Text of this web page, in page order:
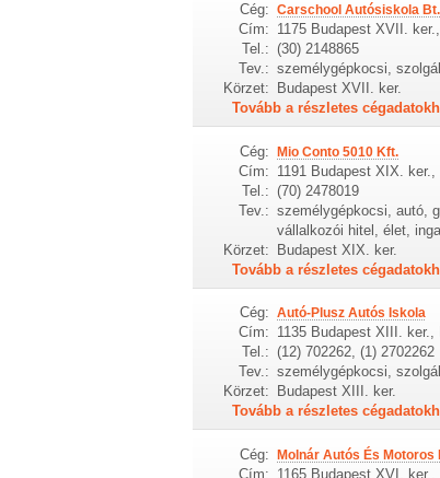
Cég: Carschool Autósiskola Bt.
Cím: 1175 Budapest XVII.
Tel.: (30) 2148865
Tev.: személygépkocsi,
Körzet:
Budapest XVII. ker.
Tovább a részletes
Cég: Mio Conto 5010 Kft.
Cím: 1191 Budapest XIX. ker.,
Tel.: (70) 2478019
Tev.: személygépkocsi, autó,
vállalkozói hitel, élet,
Körzet:
Budapest XIX. ker.
Tovább a részletes
Cég: Autó-Plusz Autós Iskola
Cím: 1135 Budapest XIII. ker.,
Tel.: (12) 702262, (1) 2702262
Tev.: személygépkocsi,
Körzet:
Budapest XIII. ker.
Tovább a részletes
Cég: Molnár Autós És Motoros
Cím: 1165 Budapest XVI.